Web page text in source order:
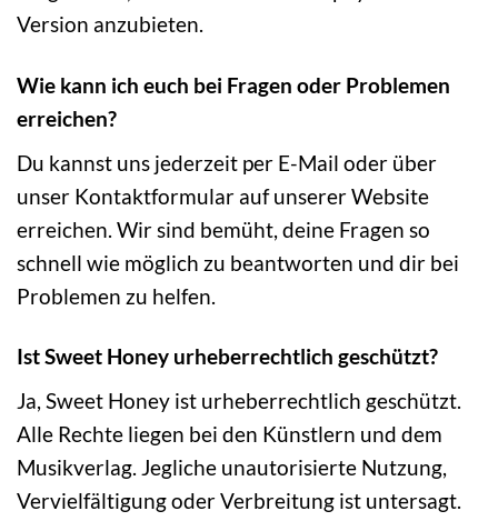
Version anzubieten.
Wie kann ich euch bei Fragen oder Problemen
erreichen?
Du kannst uns jederzeit per E-Mail oder über
unser Kontaktformular auf unserer Website
erreichen. Wir sind bemüht, deine Fragen so
schnell wie möglich zu beantworten und dir bei
Problemen zu helfen.
Ist Sweet Honey urheberrechtlich geschützt?
Ja, Sweet Honey ist urheberrechtlich geschützt.
Alle Rechte liegen bei den Künstlern und dem
Musikverlag. Jegliche unautorisierte Nutzung,
Vervielfältigung oder Verbreitung ist untersagt.